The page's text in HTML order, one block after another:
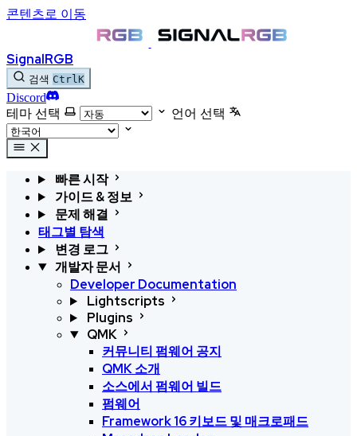
콘텐츠로 이동
SignalRGB
검색 CtrlK
Discord
테마 선택
언어 선택
빠른 시작
가이드 & 정보
문제 해결
태그별 탐색
변경 로그
개발자 문서
Developer Documentation
Lightscripts
Plugins
QMK
커뮤니티 펌웨어 공지
QMK 소개
소스에서 펌웨어 빌드
펌웨어
Framework 16 키보드 및 매크로패드